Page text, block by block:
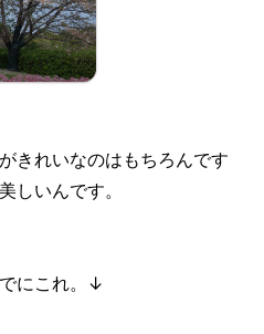
きれいなのはもちろんです
しいんです。
にこれ。↓